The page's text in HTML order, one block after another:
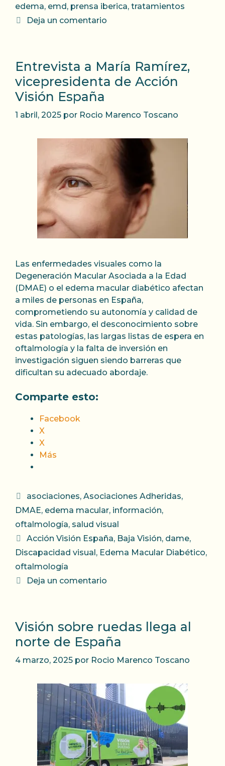
edema, emd , prensa iberica, tratamientos
Deja un comentario
Entrevista a María Ramírez,
vicepresidenta de Acción
Visión España
1 abril, 2025 por Rocio Marenco Toscano
Las enfermedades visuales como la
Degeneración Macular Asociada a la Edad
(DMAE) o el edema macular diabético afectan
a miles de personas en España,
comprometiendo su autonomía y calidad de
vida. Sin embargo, el desconocimiento sobre
estas patologías, las largas listas de espera en
oftalmología y la falta de inversión en
investigación siguen siendo barreras que
dificultan su adecuado abordaje.
Comparte esto:
Facebook
X
X
Más
Categorías
asociaciones, Asociaciones Adheridas,
DMAE, edema macular, información,
oftalmología, salud visual
Etiquetas
Acción Visión España, Baja Visión, dame,
Discapacidad visual , Edema Macular Diabético,
oftalmología
Deja un comentario
Visión sobre ruedas llega al
norte de España
4 marzo, 2025 por Rocio Marenco Toscano